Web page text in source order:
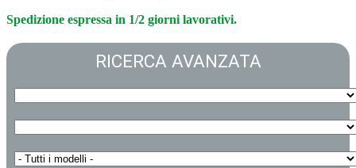
Spedizione espressa in 1/2 giorni lavorativi.
RICERCA AVANZATA